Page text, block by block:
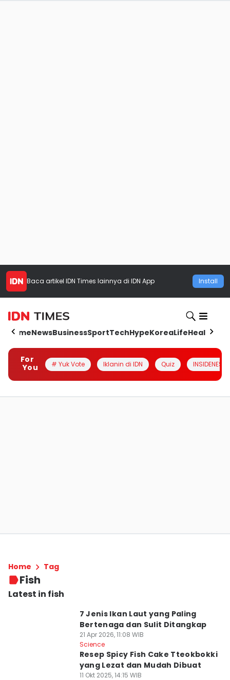
Baca artikel IDN Times lainnya di IDN App Install
HomeNewsBusinessSportTechHypeKoreaLifeHealth
For
You
# Yuk Vote Iklanin di IDN Quiz INSIDENESIA
Home Tag
Fish
Latest in fish
7 Jenis Ikan Laut yang Paling
Bertenaga dan Sulit Ditangkap
21 Apr 2026, 11:08 WIB
Science
Resep Spicy Fish Cake Tteokbokki
yang Lezat dan Mudah Dibuat
11 Okt 2025, 14:15 WIB